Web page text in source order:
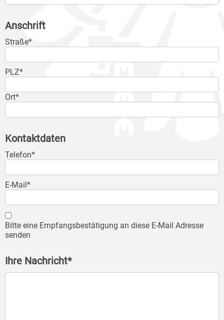
Anschrift
Straße*
PLZ*
Ort*
Kontaktdaten
Telefon*
E-Mail*
Bitte eine Empfangsbestätigung an diese E-Mail Adresse
senden
Ihre Nachricht*